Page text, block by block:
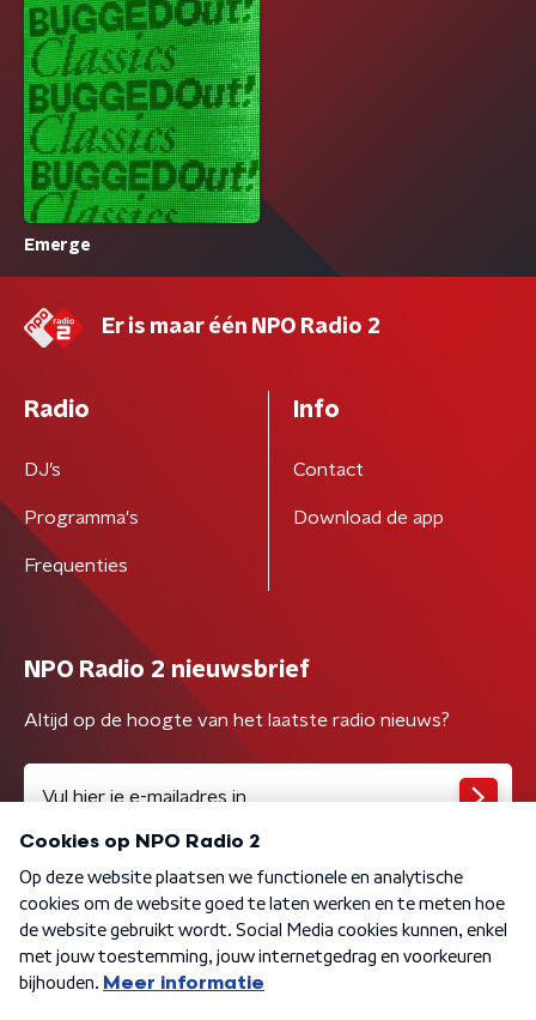
Emerge
Er is maar één NPO Radio 2
Radio
DJ’s
Programma's
Frequenties
Info
Contact
Download de app
NPO Radio 2 nieuwsbrief
Altijd op de hoogte van het laatste radio nieuws?
Algemene voorwaarden